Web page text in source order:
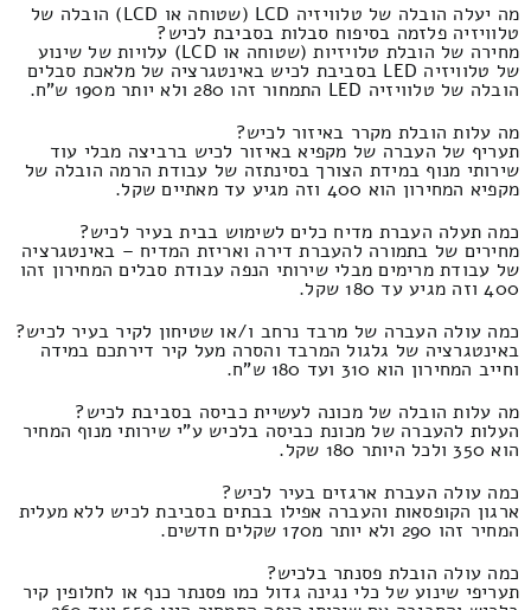
מה יעלה הובלה של טלוויזיה LCD (שטוחה או LCD) הובלה של
טלוויזיה פלזמה בסיפוח סבלות בסביבת לכיש?
מחירה של הובלת טלויזיות (שטוחה או LCD) עלויות של שינוע
של טלוויזיה LED בסביבת לכיש באינטגרציה של מלאכת סבלים
הובלה של טלוויזיה LED התמחור זהו 280 ולא יותר מ190 ש"ח.
מה עלות הובלת מקרר באיזור לכיש?
תעריף של העברה של מקפיא באיזור לכיש ברביצה מבלי עוד
שירותי מנוף במידת הצורך בסינתזה של עבודת הרמה הובלה של
מקפיא המחירון הוא 400 וזה מגיע עד מאתיים שקל.
כמה תעלה העברת מדיח כלים לשימוש בבית בעיר לכיש?
מחירים של בתמורה להעברת דירה ואריזת המדיח – באינטגרציה
של עבודת מרימים מבלי שירותי הנפה עבודת סבלים המחירון זהו
400 וזה מגיע עד 180 שקל.
כמה עולה העברה של מרבד נרחב ו/או שטיחון לקיר בעיר לכיש?
באינטגרציה של גלגול המרבד והסרה מעל קיר דירתכם במידה
וחייב המחירון הוא 310 ועד 180 ש"ח.
מה עלות הובלה של מכונה לעשיית כביסה בסביבת לכיש?
העלות להעברה של מכונת כביסה בלכיש ע"י שירותי מנוף המחיר
הוא 350 ולכל היותר 180 שקל.
כמה עולה העברת ארגזים בעיר לכיש?
ארגון הקופסאות והעברה אפילו בבתים בסביבת לכיש ללא מעלית
המחיר זהו 290 ולא יותר מ170 שקלים חדשים.
כמה עולה הובלת פסנתר בלכיש?
תעריפי שינוע של כלי נגינה גדול כמו פסנתר כנף או לחלופין קיר